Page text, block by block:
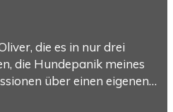
die es in nur drei
die Hundepanik meines
über einen eigenen…